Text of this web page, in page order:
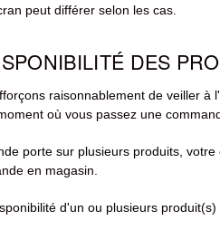
peut différer selon les cas.
DES
raisonnablement de veiller
où vous passez une
porte sur plusieurs produits,
en magasin.
d'un ou plusieurs